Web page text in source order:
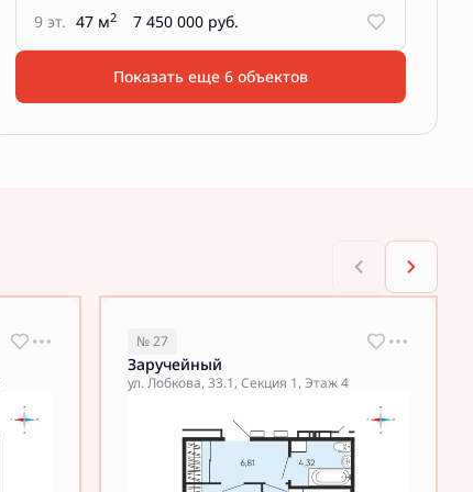
9 эт. 47 м2 7 450 000 руб.
Показать еще 6 объектов
№ 27
Заручейный
ул. Лобкова, 33.1, Секция 1, Этаж 4